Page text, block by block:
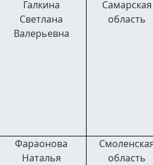
Галкина
Светлана
Валерьевна
Самарская
область
Фараонова
Наталья
область